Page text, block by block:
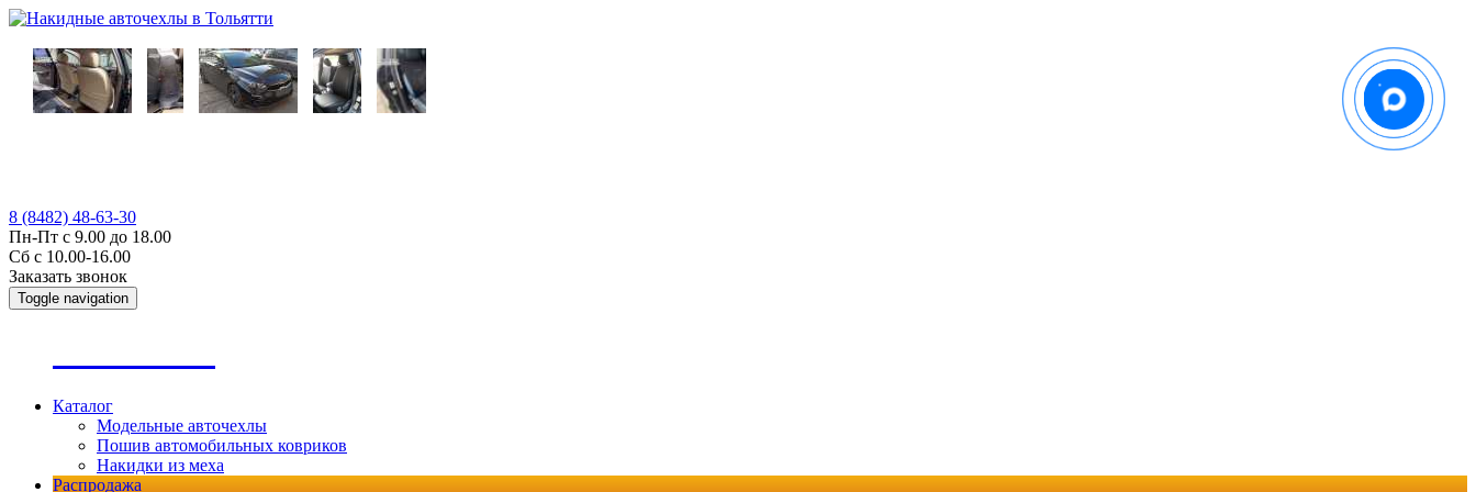
8 (8482) 48-63-30
Пн-Пт с 9.00 до 18.00
Сб с 10.00-16.00
Заказать звонок
Toggle navigation
Каталог
Модельные авточехлы
Пошив автомобильных ковриков
Накидки из меха
Распродажа